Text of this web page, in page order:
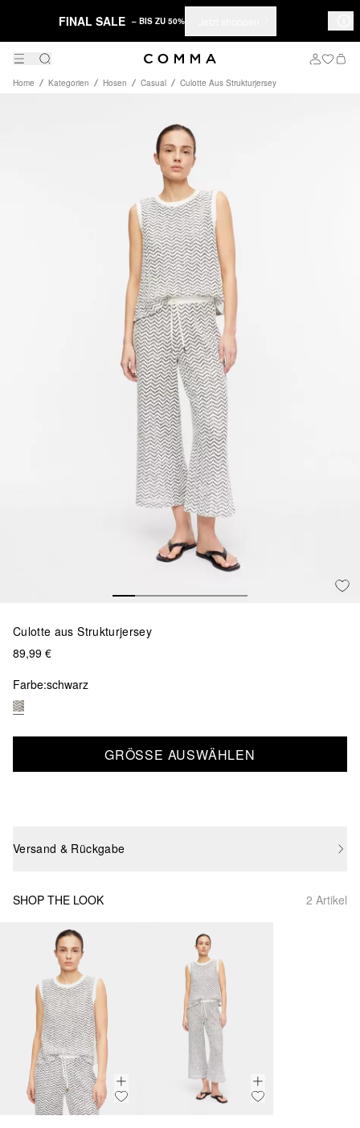
FINAL SALE – BIS ZU 50%
Home Kategorien Hosen Casual Culotte Aus Strukturjersey
Culotte aus Strukturjersey
89,99 €
Farbe:schwarz
GRÖSSE AUSWÄHLEN
Versand & Rückgabe
SHOP THE LOOK 2 Artikel